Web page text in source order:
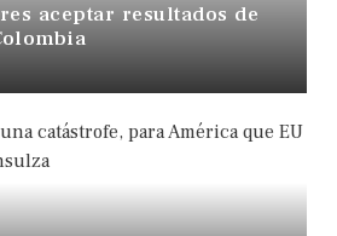
aceptar resultados de